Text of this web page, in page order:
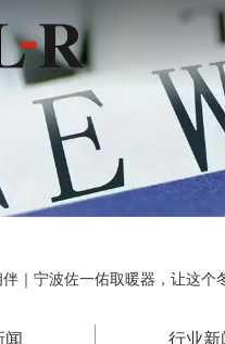
｜宁波佐一佑取暖器，让这个
行业新